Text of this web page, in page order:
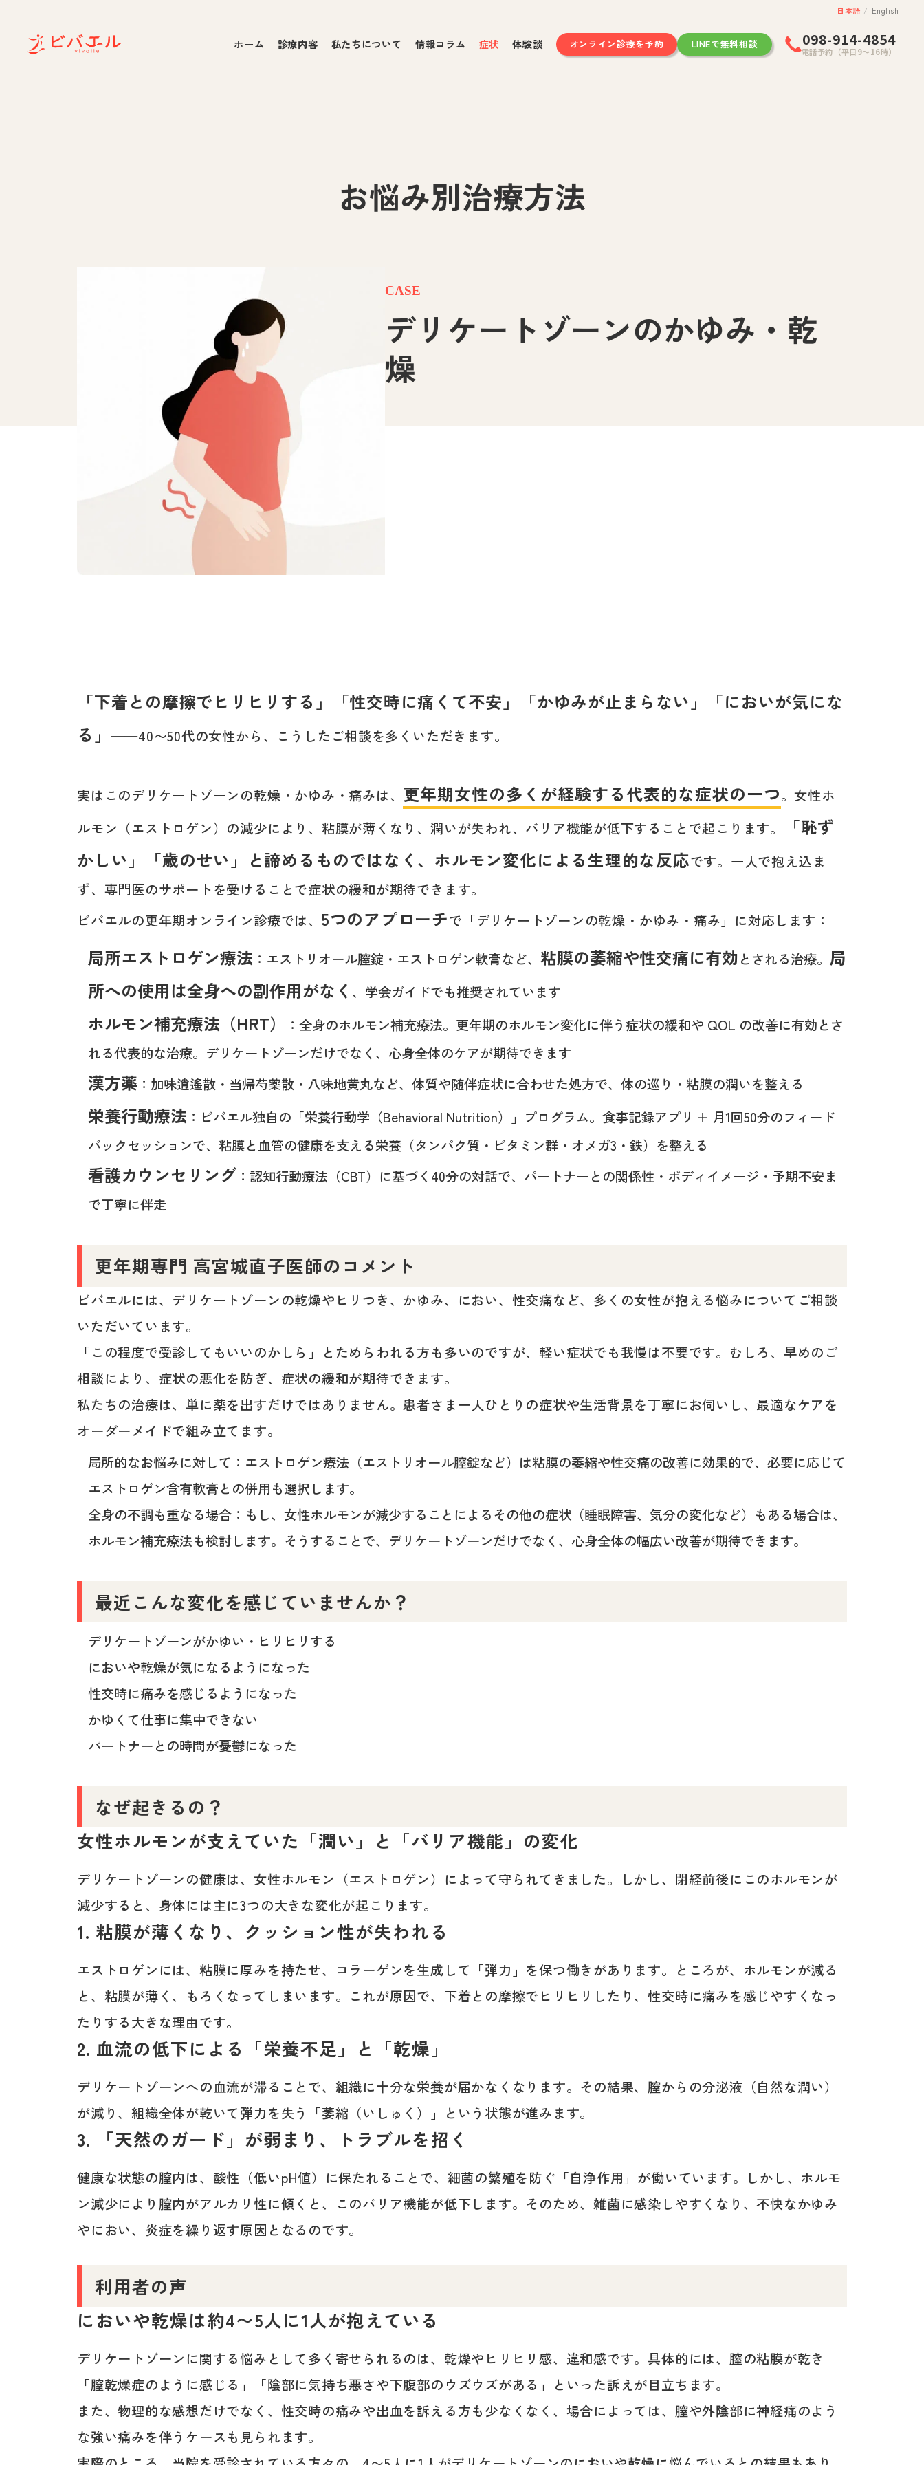
日本語 / English
ホーム 診療内容 私たちについて 情報コラム 症状 体験談 オンライン診療を予約 LINEで無料相談 098-914-4854
電話予約（平日9〜16時）
お悩み別治療方法
CASE
デリケートゾーンのかゆみ・乾
燥
「下着との摩擦でヒリヒリする」「性交時に痛くて不安」「かゆみが止まらない」「においが気にな
る」 ——40〜50代の女性から、こうしたご相談を多くいただきます。
実はこのデリケートゾーンの乾燥・かゆみ・痛みは、 更年期女性の多くが経験する代表的な症状の一つ。女性ホ
ルモン（エストロゲン）の減少により、粘膜が薄くなり、潤いが失われ、バリア機能が低下することで起こります。
「恥ず
かしい」「歳のせい」と諦めるものではなく、ホルモン変化による生理的な反応です。一人で抱え込ま
ず、専門医のサポートを受けることで症状の緩和が期待できます。
ビバエルの更年期オンライン診療では、 5つのアプローチで「デリケートゾーンの乾燥・かゆみ・痛み」に対応します：
局所エストロゲン療法 ：エストリオール膣錠・エストロゲン軟膏など、 粘膜の萎縮や性交痛に有効 とされる治療。 局
所への使用は全身への副作用がなく 、学会ガイドでも推奨されています
ホルモン補充療法（HRT）
：全身のホルモン補充療法。更年期のホルモン変化に伴う症状の緩和や QOL の改善に有効とさ
れる代表的な治療。デリケートゾーンだけでなく、心身全体のケアが期待できます
漢方薬 ：加味逍遙散・当帰芍薬散・八味地黄丸など、体質や随伴症状に合わせた処方で、体の巡り・粘膜の潤いを整える
栄養行動療法 ：ビバエル独自の「栄養行動学（Behavioral Nutrition）」プログラム。食事記録アプリ + 月1回50分のフィード
バックセッションで、粘膜と血管の健康を支える栄養（タンパク質・ビタミン群・オメガ3・鉄）を整える
看護カウンセリング ：認知行動療法（CBT）に基づく40分の対話で、パートナーとの関係性・ボディイメージ・予期不安ま
で丁寧に伴走
更年期専門 高宮城直子医師のコメント
ビバエルには、デリケートゾーンの乾燥やヒリつき、かゆみ、におい、性交痛など、多くの女性が抱える悩みについてご相談
いただいています。
「この程度で受診してもいいのかしら」とためらわれる方も多いのですが、軽い症状でも我慢は不要です。むしろ、早めのご
相談により、症状の悪化を防ぎ、症状の緩和が期待できます。
私たちの治療は、単に薬を出すだけではありません。患者さま一人ひとりの症状や生活背景を丁寧にお伺いし、最適なケアを
オーダーメイドで組み立てます。
局所的なお悩みに対して：エストロゲン療法（エストリオール膣錠など）は粘膜の萎縮や性交痛の改善に効果的で、必要に応じて
エストロゲン含有軟膏との併用も選択します。
全身の不調も重なる場合：もし、女性ホルモンが減少することによるその他の症状（睡眠障害、気分の変化など）もある場合は、
ホルモン補充療法も検討します。そうすることで、デリケートゾーンだけでなく、心身全体の幅広い改善が期待できます。
最近こんな変化を感じていませんか？
デリケートゾーンがかゆい・ヒリヒリする
においや乾燥が気になるようになった
性交時に痛みを感じるようになった
かゆくて仕事に集中できない
パートナーとの時間が憂鬱になった
なぜ起きるの？
女性ホルモンが支えていた「潤い」と「バリア機能」の変化
デリケートゾーンの健康は、女性ホルモン（エストロゲン）によって守られてきました。しかし、閉経前後にこのホルモンが
減少すると、身体には主に3つの大きな変化が起こります。
1. 粘膜が薄くなり、クッション性が失われる
エストロゲンには、粘膜に厚みを持たせ、コラーゲンを生成して「弾力」を保つ働きがあります。ところが、ホルモンが減る
と、粘膜が薄く、もろくなってしまいます。これが原因で、下着との摩擦でヒリヒリしたり、性交時に痛みを感じやすくなっ
たりする大きな理由です。
2. 血流の低下による「栄養不足」と「乾燥」
デリケートゾーンへの血流が滞ることで、組織に十分な栄養が届かなくなります。その結果、膣からの分泌液（自然な潤い）
が減り、組織全体が乾いて弾力を失う「萎縮（いしゅく）」という状態が進みます。
3. 「天然のガード」が弱まり、トラブルを招く
健康な状態の膣内は、酸性（低いpH値）に保たれることで、細菌の繁殖を防ぐ「自浄作用」が働いています。しかし、ホルモ
ン減少により膣内がアルカリ性に傾くと、このバリア機能が低下します。そのため、雑菌に感染しやすくなり、不快なかゆみ
やにおい、炎症を繰り返す原因となるのです。
利用者の声
においや乾燥は約4〜5人に1人が抱えている
デリケートゾーンに関する悩みとして多く寄せられるのは、乾燥やヒリヒリ感、違和感です。具体的には、膣の粘膜が乾き
「膣乾燥症のように感じる」「陰部に気持ち悪さや下腹部のウズウズがある」といった訴えが目立ちます。
また、物理的な感想だけでなく、性交時の痛みや出血を訴える方も少なくなく、場合によっては、膣や外陰部に神経痛のよう
な強い痛みを伴うケースも見られます。